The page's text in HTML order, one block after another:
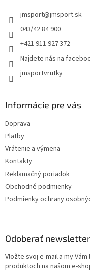
jmsport@jmsport.sk
043/42 84 900
+421 911 927 372
Najdete nás na
jmsportvrutky
Informácie pre vás
Doprava
Platby
Vrátenie a výmena
Kontakty
Reklamačný poriadok
Obchodné podmienky
Podmienky ochrany
Odoberať newsletter
Vložte svoj e-mail a my
produktoch na našom e-